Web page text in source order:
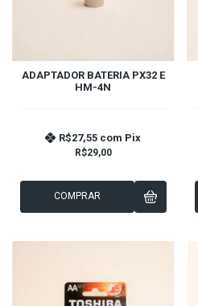
ADAPTADOR BATERIA PX32 E
HM-4N
R$29,00
R$27,55 com Pix
COMPRAR